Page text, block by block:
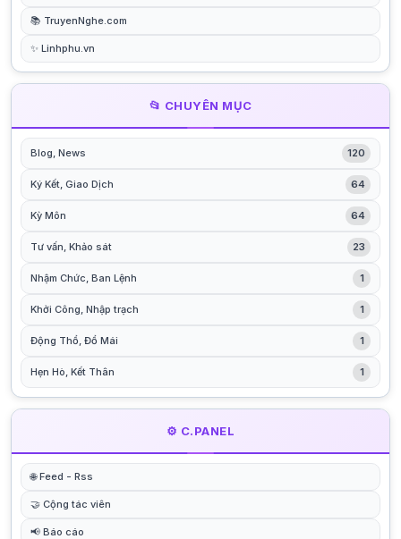
📚 TruyenNghe.com
✨ Linhphu.vn
📂 CHUYÊN MỤC
Blog, News 120
Ký Kết, Giao Dịch 64
Kỳ Môn 64
Tư vấn, Khảo sát 23
Nhậm Chức, Ban Lệnh 1
Khởi Công, Nhập trạch 1
Động Thổ, Đổ Mái 1
Hẹn Hò, Kết Thân 1
⚙️ C.PANEL
🌐 Feed - Rss
🤝 Cộng tác viên
📢 Báo cáo